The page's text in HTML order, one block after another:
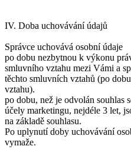
IV. Doba uchovávání údajů
Správce uchovává osobní údaje
po dobu nezbytnou k výkonu
smluvního vztahu mezi Vámi a
těchto smluvních vztahů (po
vztahu).
po dobu, než je odvolán souhlas
účely marketingu, nejdéle 3 let,
na základě souhlasu.
Po uplynutí doby uchovávání
vymaže.